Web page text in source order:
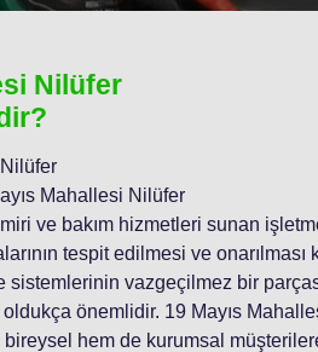
Nilüfer
Mahallesi Nilüfer
ve bakım hizmetleri sunan
tespit edilmesi ve
vazgeçilmez bir
oldukça önemlidir. 19 Mayıs
hem de kurumsal